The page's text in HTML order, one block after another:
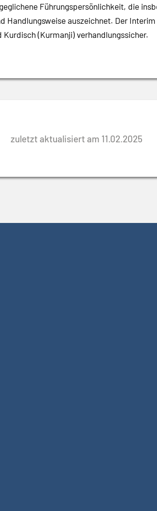
Führungspersönlichkeit, die
auszeichnet. Der
(Kurmanji) verhandlungssicher.
zuletzt aktualisiert am 11.02.2025